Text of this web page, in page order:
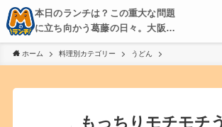
本日のランチは？この重大な問題
に立ち向かう葛藤の日々。大阪・
京都・神戸を中心とした食べ歩
き、飲み歩きを綴る。
ホーム 料理別カテゴリー うどん
もっちりモチモチ